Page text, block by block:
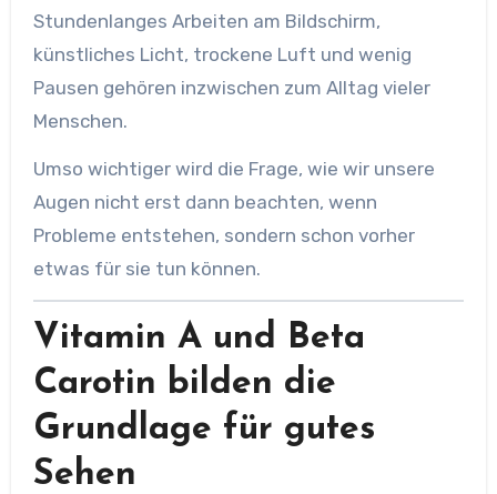
Stundenlanges Arbeiten am Bildschirm,
künstliches Licht, trockene Luft und wenig
Pausen gehören inzwischen zum Alltag vieler
Menschen.
Umso wichtiger wird die Frage, wie wir unsere
Augen nicht erst dann beachten, wenn
Probleme entstehen, sondern schon vorher
etwas für sie tun können.
Vitamin A und Beta
Carotin bilden die
Grundlage für gutes
Sehen